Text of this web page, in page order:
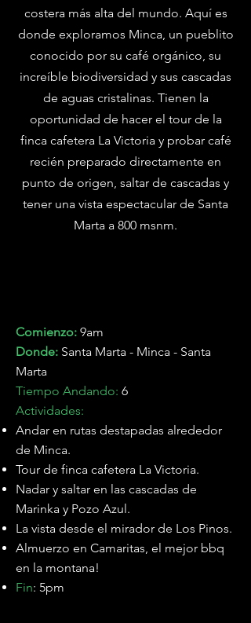
costera más alta del mundo. Aquí es
donde exploramos Minca, un pueblito
conocido por su café orgánico, su
increíble biodiversidad y sus cascadas
de aguas cristalinas. Tienen la
oportunidad de hacer el tour de la
finca cafetera La Victoria y probar café
recién preparado directamente en
punto de origen, saltar de cascadas y
tener una vista espectacular de Santa
Marta a 800 msnm.
Comienzo: 9am
Donde: Santa Marta - Minca - Santa
Marta
Tiempo Andando: 6
Actividades:
Andar en rutas destapadas alrededor
de Minca.
Tour de finca cafetera La Victoria.
Nadar y saltar en las cascadas de
Marinka y Pozo Azul.
La vista desde el mirador de Los Pinos.
Almuerzo en Camaritas, el mejor bbq
en la montana!
Fin: 5pm